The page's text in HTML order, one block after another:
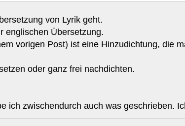
von Lyrik geht.
englischen Übersetzung.
vorigen Post) ist eine Hinzudichtung, die
oder ganz frei nachdichten.
ich zwischendurch auch was geschrieben.